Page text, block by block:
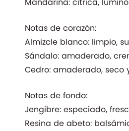
Mandarina: cítrica,
Notas de corazón:
Almizcle blanco: limpio,
Sándalo: amaderado,
Cedro: amaderado, seco
Notas de fondo:
Jengibre: especiado,
Resina de abeto: